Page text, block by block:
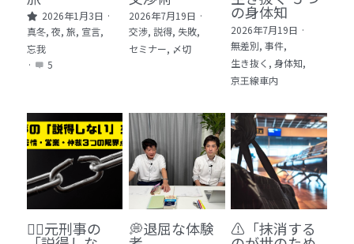
❓FAQ
📮ASK（無料読者登録 or 無料お問い合わせ）
📚 100冊の「本は飲み物」index
1 クレーム・犯罪・説得交渉 23冊
2 発達障害・精神疾患・ケア 29冊
3 身体知・非言語・情動 13冊
ログイン/登録
検索
日本語
日本語
2026年1月3日 ·
真冬, 夜, 旅, 宣言,
忘我
·
5
2026年7月19日 ·
交渉, 説得, 失敗,
セミナー, 〆切
の身体知
2026年7月19日 ·
無差別, 事件,
生き抜く, 身体知,
京王線車内
🙅‍♂️元刑事の 💭退屈な体験 ⚠️「抹消する